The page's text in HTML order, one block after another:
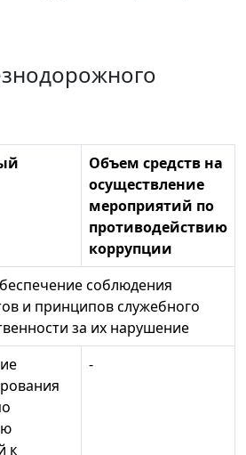
Объем средств на
осуществление
мероприятий по
противодействию
коррупции
соблюдения
и принципов служебного
за их нарушение
к
-